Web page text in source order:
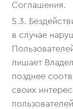
Соглашения.
5.3.
в случае
лишает
позднее
своих